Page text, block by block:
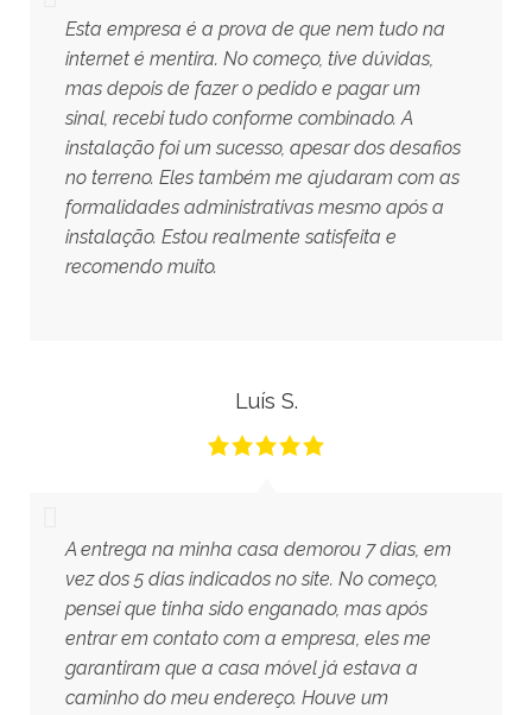
Esta empresa é a prova de que nem tudo na
internet é mentira. No começo, tive dúvidas,
mas depois de fazer o pedido e pagar um
sinal, recebi tudo conforme combinado. A
instalação foi um sucesso, apesar dos desafios
no terreno. Eles também me ajudaram com as
formalidades administrativas mesmo após a
instalação. Estou realmente satisfeita e
recomendo muito.
A entrega na minha casa demorou 7 dias, em
vez dos 5 dias indicados no site. No começo,
pensei que tinha sido enganado, mas após
entrar em contato com a empresa, eles me
garantiram que a casa móvel já estava a
caminho do meu endereço. Houve um
Luís S.